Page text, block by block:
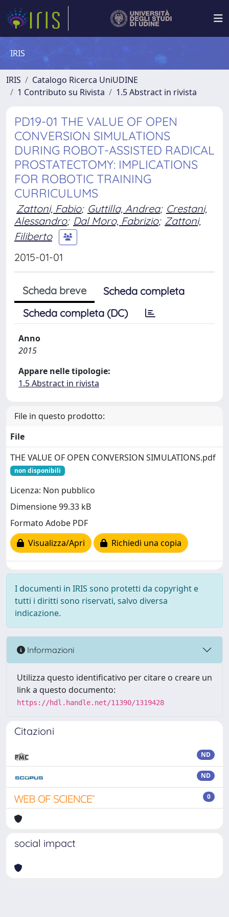
IRIS
IRIS
Catalogo Ricerca UniUDINE
1 Contributo su Rivista
1.5 Abstract in rivista
PD19-01 THE VALUE OF OPEN
CONVERSION SIMULATIONS
DURING ROBOT-ASSISTED RADICAL
PROSTATECTOMY: IMPLICATIONS
FOR ROBOTIC TRAINING
CURRICULUMS
Zattoni, Fabio; Guttilla, Andrea; Crestani,
Alessandro; Dal Moro, Fabrizio; Zattoni,
Filiberto
2015-01-01
Scheda breve
Scheda completa
Scheda completa (DC)
Anno
2015
Appare nelle tipologie:
1.5 Abstract in rivista
File in questo prodotto:
File
THE VALUE OF OPEN CONVERSION SIMULATIONS.pdf
non disponibili
Licenza: Non pubblico
Dimensione 99.33 kB
Formato Adobe PDF
Visualizza/Apri
Richiedi una copia
I documenti in IRIS sono protetti da copyright e
tutti i diritti sono riservati, salvo diversa
indicazione.
Informazioni
Utilizza questo identificativo per citare o creare un
link a questo documento:
https://hdl.handle.net/11390/1319428
Citazioni
ND
ND
0
social impact